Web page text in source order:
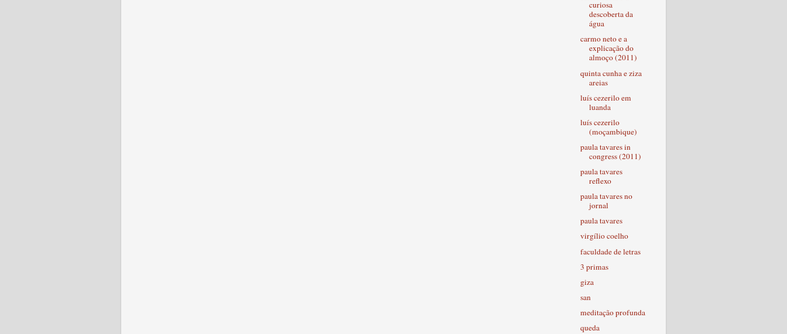
curiosa
descoberta da
água
carmo neto e a
explicação do
almoço (2011)
quinta cunha e ziza
areias
luís cezerilo em
luanda
luís cezerilo
(moçambique)
paula tavares in
congress (2011)
paula tavares
reflexo
paula tavares no
jornal
paula tavares
virgílio coelho
faculdade de letras
3 primas
giza
san
meditação profunda
queda